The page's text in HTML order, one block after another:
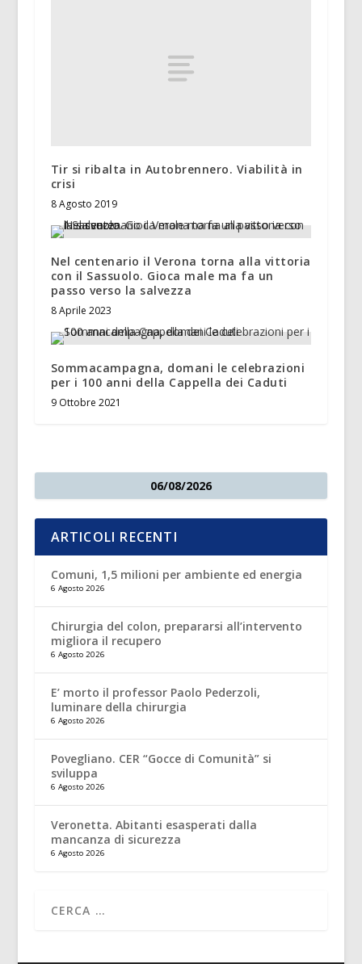
Tir si ribalta in Autobrennero. Viabilità in
crisi
8 Agosto 2019
Nel centenario il Verona torna alla vittoria
con il Sassuolo. Gioca male ma fa un
passo verso la salvezza
8 Aprile 2023
Sommacampagna, domani le celebrazioni
per i 100 anni della Cappella dei Caduti
9 Ottobre 2021
06/08/2026
ARTICOLI RECENTI
Comuni, 1,5 milioni per ambiente ed energia
6 Agosto 2026
Chirurgia del colon, prepararsi all’intervento
migliora il recupero
6 Agosto 2026
E’ morto il professor Paolo Pederzoli,
luminare della chirurgia
6 Agosto 2026
Povegliano. CER “Gocce di Comunità” si
sviluppa
6 Agosto 2026
Veronetta. Abitanti esasperati dalla
mancanza di sicurezza
6 Agosto 2026